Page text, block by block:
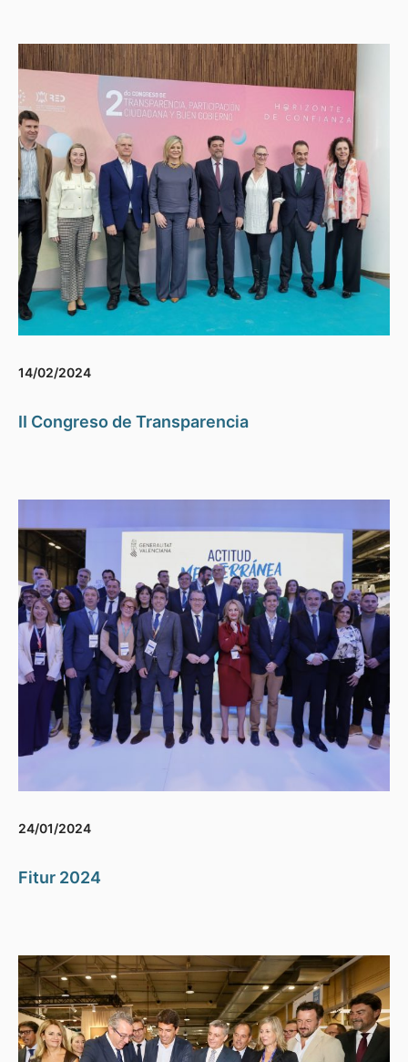
14/02/2024
II Congreso de Transparencia
24/01/2024
Fitur 2024